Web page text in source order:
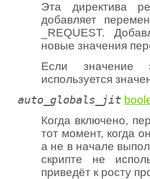
Эта директива
добавляет
_REQUEST.
новые значения
Если значение
используется
auto_globals_jit
Когда включено,
тот момент, когда
а не в начале
скрипте не
приведёт к росту